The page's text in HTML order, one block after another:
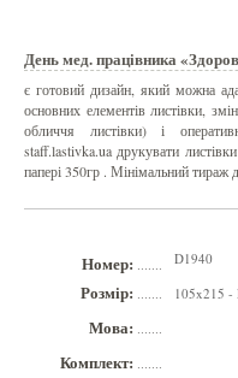
День мед. працівника
є готовий дизайн, який можна
основних елементів листівки,
обличчя листівки) і
staff.lastivka.ua друкувати
папері 350гр . Мінімальний тираж
Номер: D1940
Розмір: 105x215 -
Мова:
Комплект: